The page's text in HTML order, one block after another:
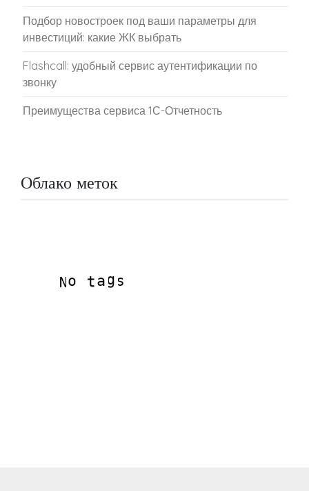
Подбор новостроек под ваши параметры для
инвестиций: какие ЖК выбрать
Flashcall: удобный сервис аутентификации по
звонку
Преимущества сервиса 1С-Отчетность
Облако меток